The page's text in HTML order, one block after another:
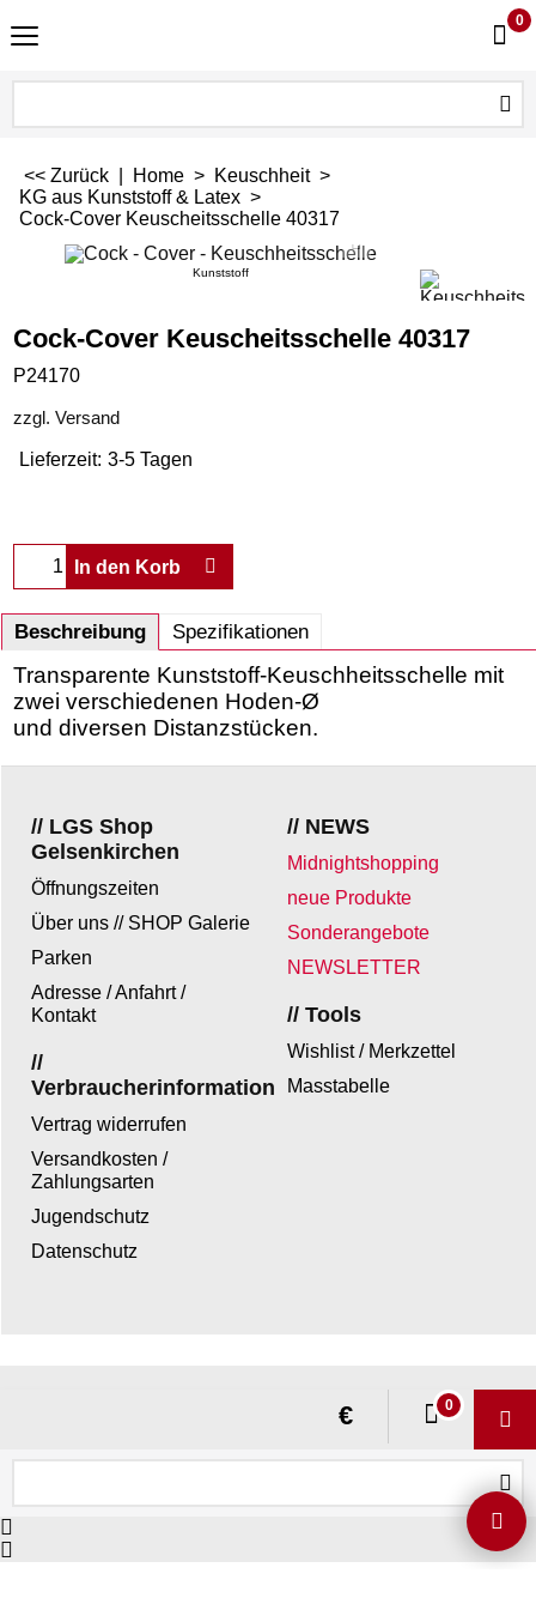
0
<< Zurück Home > Keuschheit>
KG aus Kunststoff & Latex >
Cock-Cover Keuscheitsschelle 40317
Kunststoff
Cock-Cover Keuscheitsschelle 40317
P24170
zzgl. Versand
Lieferzeit: 3-5 Tagen
In den Korb
Beschreibung Spezifikationen
Transparente Kunststoff-Keuschheitsschelle mit
zwei verschiedenen Hoden-Ø
und diversen Distanzstücken.
// NEWS
Midnightshopping
neue Produkte
Sonderangebote
NEWSLETTER
// LGS Shop
Gelsenkirchen
Öffnungszeiten
Über uns // SHOP Galerie
Parken
Adresse / Anfahrt /
Kontakt
// Tools
Wishlist / Merkzettel
Masstabelle
//
Verbraucherinformation
Vertrag widerrufen
Versandkosten /
Zahlungsarten
Jugendschutz
Datenschutz
0
€